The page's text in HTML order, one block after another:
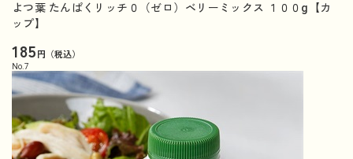
よつ葉 たんぱくリッチ０（ゼロ）ベリーミックス １００g【カ
ップ】
185円（税込）
No. 7